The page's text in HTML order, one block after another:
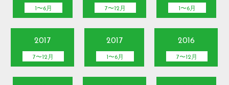
1〜6月 7〜12月 1〜6月
2017
7〜12月
2017
1〜6月
2016
7〜12月